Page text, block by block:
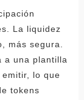
La liquidez
más segura.
a una plantilla
lo que
tokens